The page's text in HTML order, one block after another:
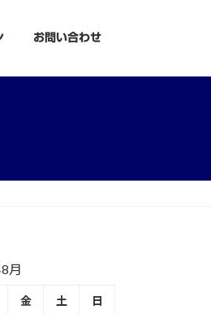
お問い合わせ
月
金 土 日